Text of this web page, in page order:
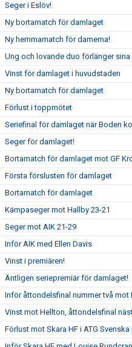
Seger i Eslöv!
Ny bortamatch för damlaget
Ny hemmamatch för damerna!
Ung och lovande duo förlänger
Vinst för damlaget i huvudstaden
Ny bortamatch för damlaget
Förlust i toppmötet
Seriefinal för damlaget när Boden
Seger för damlaget!
Bortamatch för damlaget mot GF
Första förslusten för damlaget
Bortamatch för damlaget
Kämpaseger mot Hallby 23-21
Seger mot AIK 21-29
Inför AIK med Ellen Davis
Vinst i premiären!
Äntligen seriepremiär för damlaget!
Inför åttondelsfinal nummer två mot
Vinst mot Hellton, åttondelsfinal
Förlust mot Skara HF i ATG Svenska